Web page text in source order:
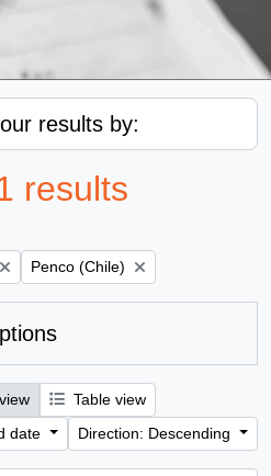
results by:
results
Remove filter:
Penco (Chile)
Table view
date
Direction: Descending